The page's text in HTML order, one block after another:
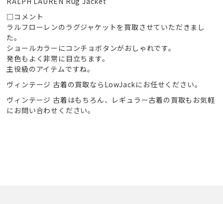
□コメント
ラルフローレンのラグジャケットを買取させていただきまし
た。
ショールカラーにコンチョボタンがおしゃれです。
発色もよく非常に目立ちます。
主役級のアイテムですね。
ヴィンテージ 古着の買取ならLowJackにお任せください。
ヴィンテージ 古着はもちろん、レギュラー古着の買取もお気軽
にお問い合わせください。